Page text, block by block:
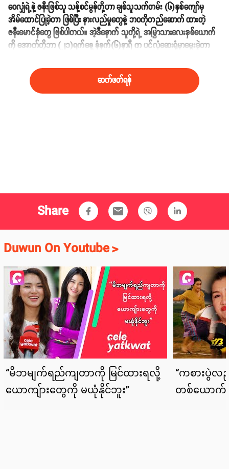
ဝေလျှံရဲ့နဲ့ ဇနီးဖြစ်သူ သန့်စင်မွန်တို့ဟာ ချစ်သူသက်တမ်း (၆)နှစ်ကျော်မှ
အိမ်ထောင်ပြုခဲ့တာ ဖြစ်ပြီး နားလည်မှုတွေနဲ့ ဘဝကိုတည်ဆောက် ထားတဲ့
ဇနီးမောင်နှံတွေ ဖြစ်ပါတယ်။ အဲ့ဒီနောက် သူတို့ရဲ့ အမြွှာသားလေးနှစ်ယောက်
ကို အောက်တိုဘာ (၂၁)ရက်နေ့ နံနက်(၆)နာရီ က ပင်လုံဆေးရုံမှာမွေးခဲ့တာ
ဆက်ဖတ်ရန်
Share email
Duwun On Youtube>